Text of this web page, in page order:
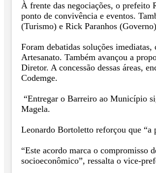
À frente das negociações, o prefeito
ponto de convivência e eventos.
(Turismo) e Rick Paranhos
Foram debatidas soluções
Artesanato. Também avançou a
Diretor. A concessão dessas áreas,
Codemge.
“Entregar o Barreiro ao Município
Magela.
Leonardo Bortoletto reforçou que “a
“Este acordo marca o compromisso
socioeconômico”, ressalta o